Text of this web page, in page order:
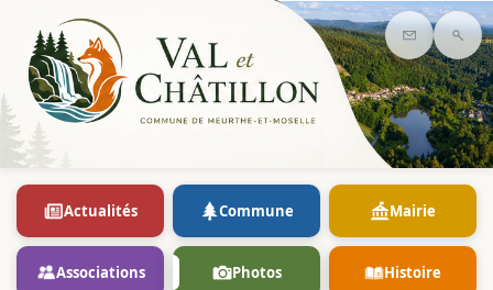
Contact
Actualités Commune Mairie
Associations Photos Histoire